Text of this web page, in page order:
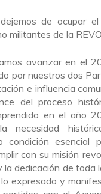
de ocupar
militantes de la
avanzar en el
por nuestros dos
e influencia
del proceso
en el año
necesidad
condición esencial
con su misión
la dedicación de toda
expresado y